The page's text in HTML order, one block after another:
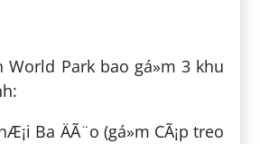
World Park bao gá»m 3 khu
Ba ÄÃ¨o (gá»m CÃ¡p treo